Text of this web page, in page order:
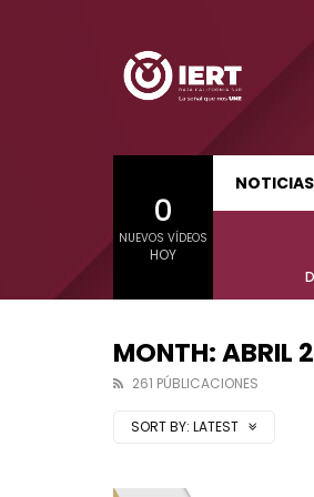
0
NUEVOS VÍDEOS
HOYSUDCALIFORNIA HOY
Sudcalifornia Hoy
01:21:47
Sudcalifornia Hoy
MONTH: ABRIL
261 PÚBLICACIONES
SORT BY: LATEST